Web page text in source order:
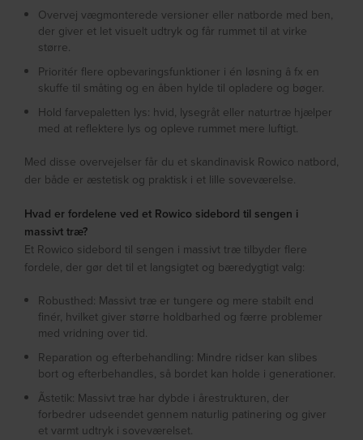
Overvej vægmonterede versioner eller natborde med ben,
der giver et let visuelt udtryk og får rummet til at virke
større.
Prioritér flere opbevaringsfunktioner i én løsning â fx en
skuffe til småting og en åben hylde til opladere og bøger.
Hold farvepaletten lys: hvid, lysegråt eller naturtræ hjælper
med at reflektere lys og opleve rummet mere luftigt.
Med disse overvejelser får du et skandinavisk Rowico natbord,
der både er æstetisk og praktisk i et lille soveværelse.
Hvad er fordelene ved et Rowico sidebord til sengen i
massivt træ?
Et Rowico sidebord til sengen i massivt træ tilbyder flere
fordele, der gør det til et langsigtet og bæredygtigt valg:
Robusthed: Massivt træ er tungere og mere stabilt end
finér, hvilket giver større holdbarhed og færre problemer
med vridning over tid.
Reparation og efterbehandling: Mindre ridser kan slibes
bort og efterbehandles, så bordet kan holde i generationer.
Ãstetik: Massivt træ har dybde i årestrukturen, der
forbedrer udseendet gennem naturlig patinering og giver
et varmt udtryk i soveværelset.